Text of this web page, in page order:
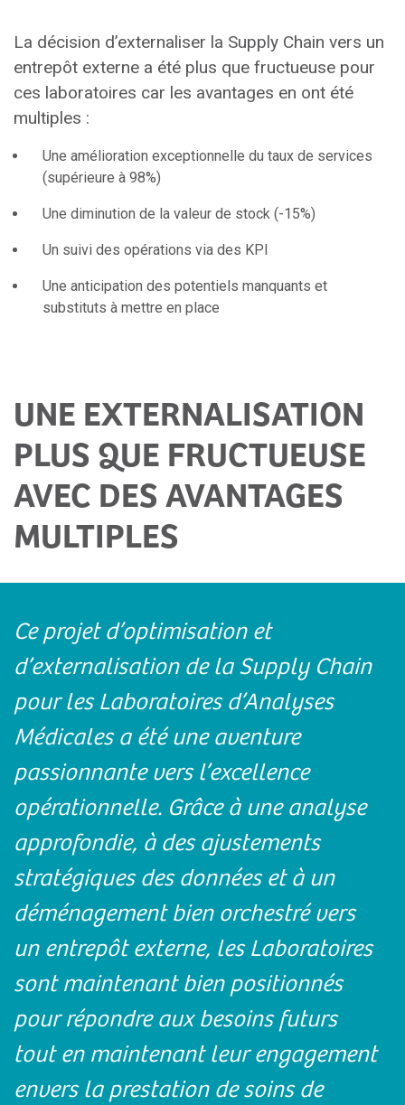
La décision d’externaliser la Supply Chain vers un
entrepôt externe a été plus que fructueuse pour
ces laboratoires car les avantages en ont été
multiples :
Une amélioration exceptionnelle du taux de services
(supérieure à 98%)
Une diminution de la valeur de stock (-15%)
Un suivi des opérations via des KPI
Une anticipation des potentiels manquants et
substituts à mettre en place
UNE EXTERNALISATION
PLUS QUE FRUCTUEUSE
AVEC DES AVANTAGES
MULTIPLES
Ce projet d’optimisation et
d’externalisation de la Supply Chain
pour les Laboratoires d’Analyses
Médicales a été une aventure
passionnante vers l’excellence
opérationnelle. Grâce à une analyse
approfondie, à des ajustements
stratégiques des données et à un
déménagement bien orchestré vers
un entrepôt externe, les Laboratoires
sont maintenant bien positionnés
pour répondre aux besoins futurs
tout en maintenant leur engagement
envers la prestation de soins de